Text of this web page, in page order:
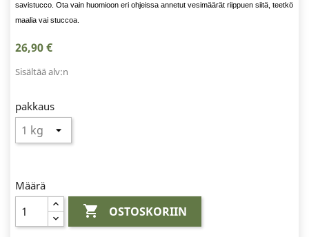
savistucco. Ota vain huomioon eri ohjeissa annetut vesimäärät riippuen siitä, teetkö
maalia vai stuccoa.
26,90 €
Sisältää alv:n
pakkaus
Määrä
 OSTOSKORIIN